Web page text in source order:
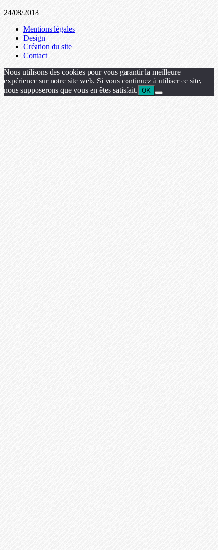
24/08/2018
Mentions légales
Design
Création du site
Contact
Nous utilisons des cookies pour vous garantir la meilleure
expérience sur notre site web. Si vous continuez à utiliser ce site,
nous supposerons que vous en êtes satisfait. OK